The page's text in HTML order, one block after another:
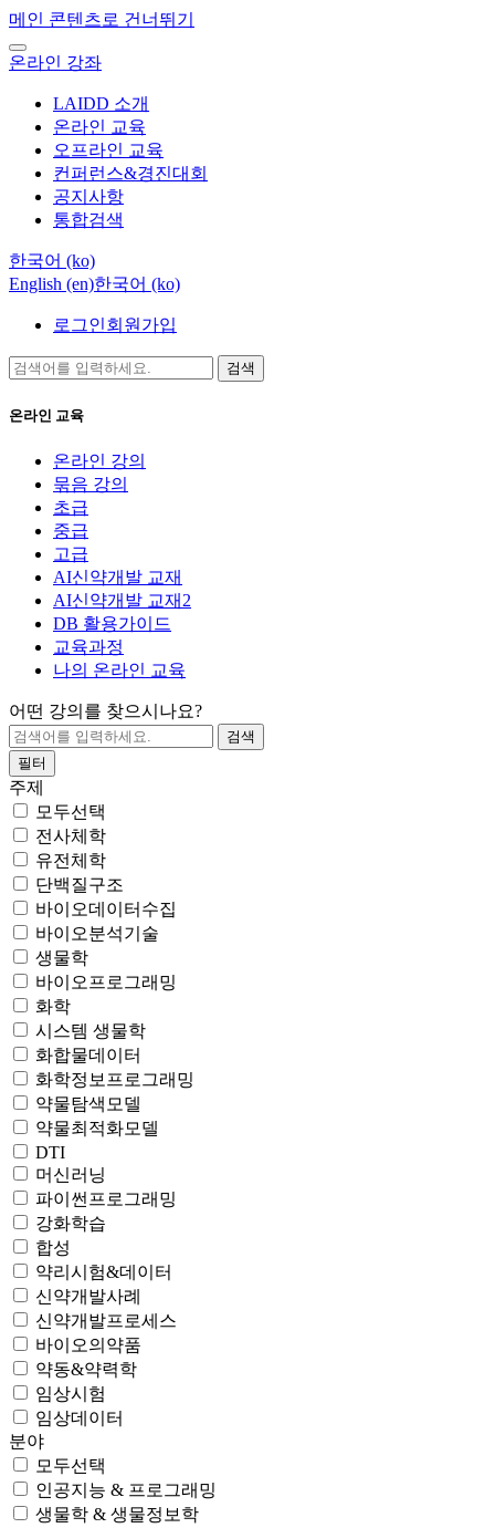
메인 콘텐츠로 건너뛰기
온라인 강좌
LAIDD 소개
온라인 교육
오프라인 교육
컨퍼런스&경진대회
공지사항
통합검색
한국어 ‎(ko)‎
English ‎(en)‎한국어 ‎(ko)‎
로그인회원가입
검색
온라인 교육
온라인 강의
묶음 강의
초급
중급
고급
AI신약개발 교재
AI신약개발 교재2
DB 활용가이드
교육과정
나의 온라인 교육
어떤 강의를 찾으시나요?
필터
주제
모두선택
전사체학
유전체학
단백질구조
바이오데이터수집
바이오분석기술
생물학
바이오프로그래밍
화학
시스템 생물학
화합물데이터
화학정보프로그래밍
약물탐색모델
약물최적화모델
DTI
머신러닝
파이썬프로그래밍
강화학습
합성
약리시험&데이터
신약개발사례
신약개발프로세스
바이오의약품
약동&약력학
임상시험
임상데이터
분야
모두선택
인공지능 & 프로그래밍
생물학 & 생물정보학